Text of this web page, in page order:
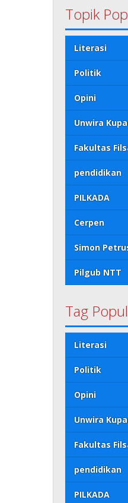
Topik
Literasi
Politik
Opini
Unwira
Fakultas
pendidikan
PILKADA
Cerpen
Simon
Pilgub NTT
Tag
Literasi
Politik
Opini
Unwira
Fakultas
pendidikan
PILKADA